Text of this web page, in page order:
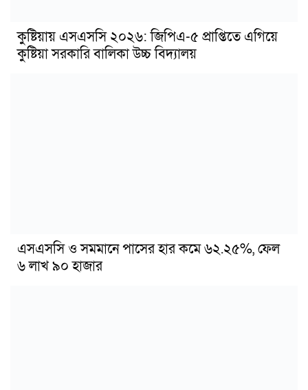
কুষ্টিয়ায় এসএসসি ২০২৬: জিপিএ-৫ প্রাপ্তিতে এগিয়ে
কুষ্টিয়া সরকারি বালিকা উচ্চ বিদ্যালয়
এসএসসি ও সমমানে পাসের হার কমে ৬২.২৫%, ফেল
৬ লাখ ৯০ হাজার